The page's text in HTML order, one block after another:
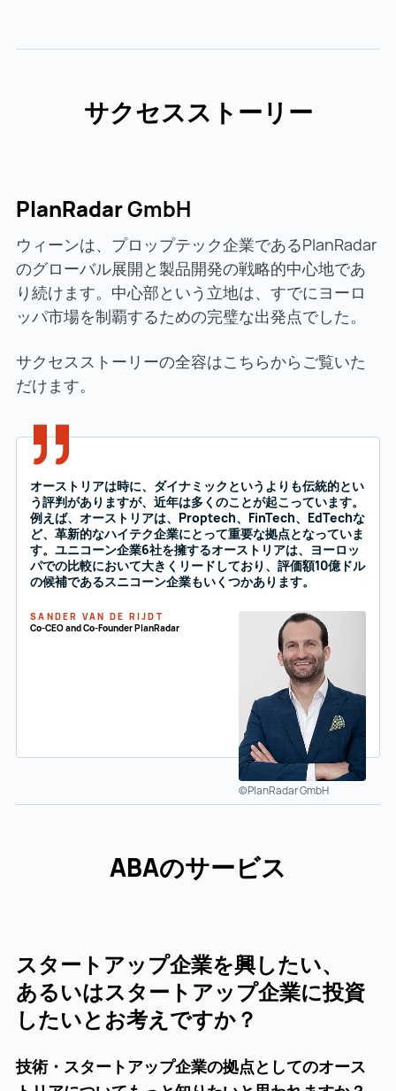
サクセスストーリー
PlanRadarGmbH
ウィーンは、プロップテック企業であるPlanRadar
のグローバル展開と製品開発の戦略的中心地であ
り続けます。中心部という立地は、すでにヨーロ
ッパ市場を制覇するための完璧な出発点でした。
サクセスストーリーの全容はこちらからご覧いた
だけます。
オーストリアは時に、ダイナミックというよりも伝統的とい
う評判がありますが、近年は多くのことが起こっています。
例えば、オーストリアは、Proptech、FinTech、EdTechな
ど、革新的なハイテク企業にとって重要な拠点となっていま
す。ユニコーン企業6社を擁するオーストリアは、ヨーロッ
パでの比較において大きくリードしており、評価額10億ドル
の候補であるスニコーン企業もいくつかあります。
SANDER VAN DE RIJDT
Co-CEO and Co-Founder PlanRadar
©PlanRadar GmbH
ABAのサービス
スタートアップ企業を興したい、
あるいはスタートアップ企業に投資
したいとお考えですか？
技術・スタートアップ企業の拠点としてのオース